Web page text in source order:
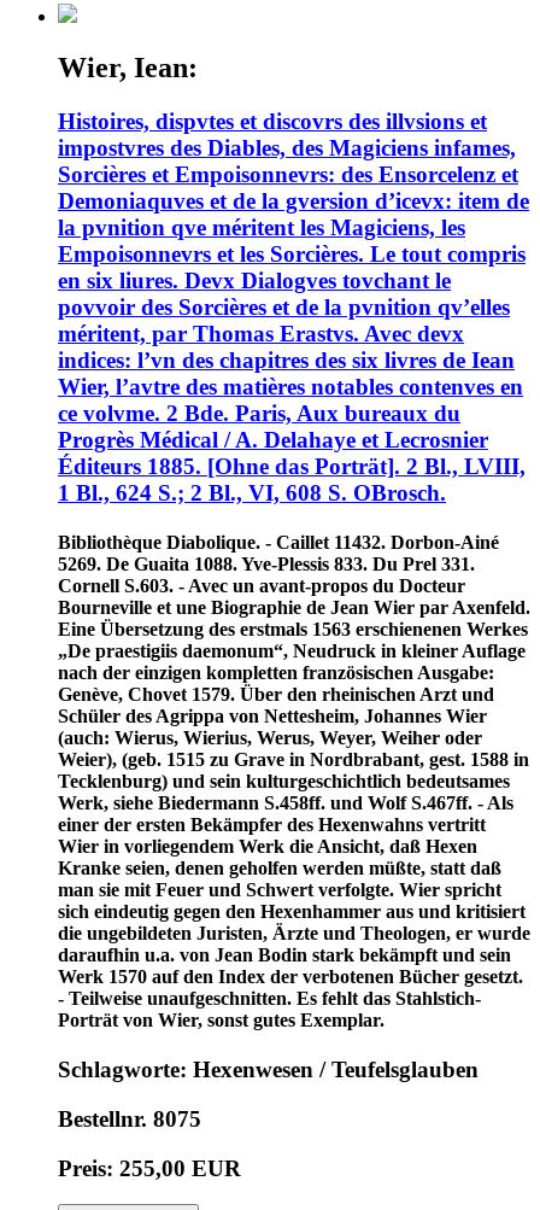
Wier, Iean:
Histoires, dispvtes et discovrs des illvsions et
impostvres des Diables, des Magiciens infames,
Sorcières et Empoisonnevrs: des Ensorcelenz et
Demoniaquves et de la gversion d’icevx: item de
la pvnition qve méritent les Magiciens, les
Empoisonnevrs et les Sorcières. Le tout compris
en six liures. Devx Dialogves tovchant le
povvoir des Sorcières et de la pvnition qv’elles
méritent, par Thomas Erastvs. Avec devx
indices: l’vn des chapitres des six livres de Iean
Wier, l’avtre des matières notables contenves en
ce volvme. 2 Bde. Paris, Aux bureaux du
Progrès Médical / A. Delahaye et Lecrosnier
Éditeurs 1885. [Ohne das Porträt]. 2 Bl., LVIII,
1 Bl., 624 S.; 2 Bl., VI, 608 S. OBrosch.
Bibliothèque Diabolique. - Caillet 11432. Dorbon-Ainé
5269. De Guaita 1088. Yve-Plessis 833. Du Prel 331.
Cornell S.603. - Avec un avant-propos du Docteur
Bourneville et une Biographie de Jean Wier par Axenfeld.
Eine Übersetzung des erstmals 1563 erschienenen Werkes
„De praestigiis daemonum“, Neudruck in kleiner Auflage
nach der einzigen kompletten französischen Ausgabe:
Genève, Chovet 1579. Über den rheinischen Arzt und
Schüler des Agrippa von Nettesheim, Johannes Wier
(auch: Wierus, Wierius, Werus, Weyer, Weiher oder
Weier), (geb. 1515 zu Grave in Nordbrabant, gest. 1588 in
Tecklenburg) und sein kulturgeschichtlich bedeutsames
Werk, siehe Biedermann S.458ff. und Wolf S.467ff. - Als
einer der ersten Bekämpfer des Hexenwahns vertritt
Wier in vorliegendem Werk die Ansicht, daß Hexen
Kranke seien, denen geholfen werden müßte, statt daß
man sie mit Feuer und Schwert verfolgte. Wier spricht
sich eindeutig gegen den Hexenhammer aus und kritisiert
die ungebildeten Juristen, Ärzte und Theologen, er wurde
daraufhin u.a. von Jean Bodin stark bekämpft und sein
Werk 1570 auf den Index der verbotenen Bücher gesetzt.
- Teilweise unaufgeschnitten. Es fehlt das Stahlstich-
Porträt von Wier, sonst gutes Exemplar.
Schlagworte: Hexenwesen / Teufelsglauben
Bestellnr. 8075
Preis: 255,00 EUR